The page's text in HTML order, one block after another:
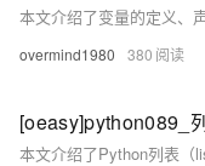
overmind1980 380